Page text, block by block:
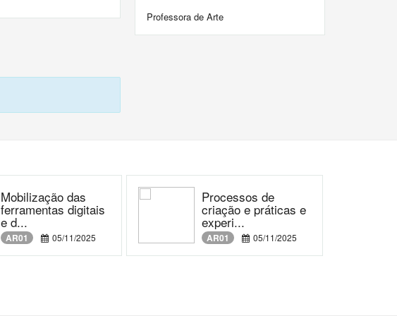
Professora de Arte
Mobilização das
ferramentas digitais
e d...
AR01 05/11/2025
Processos de
criação e práticas e
experi...
AR01 05/11/2025